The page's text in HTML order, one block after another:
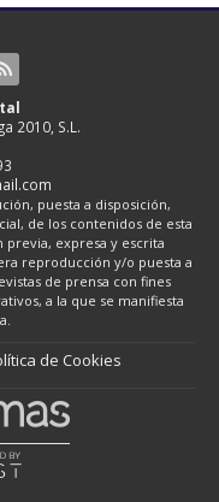
2010, S.L.
puesta a disposición,
de los contenidos de esta
expresa y escrita
reproducción y/o puesta a
de prensa con fines
a la que se manifiesta
de Cookies